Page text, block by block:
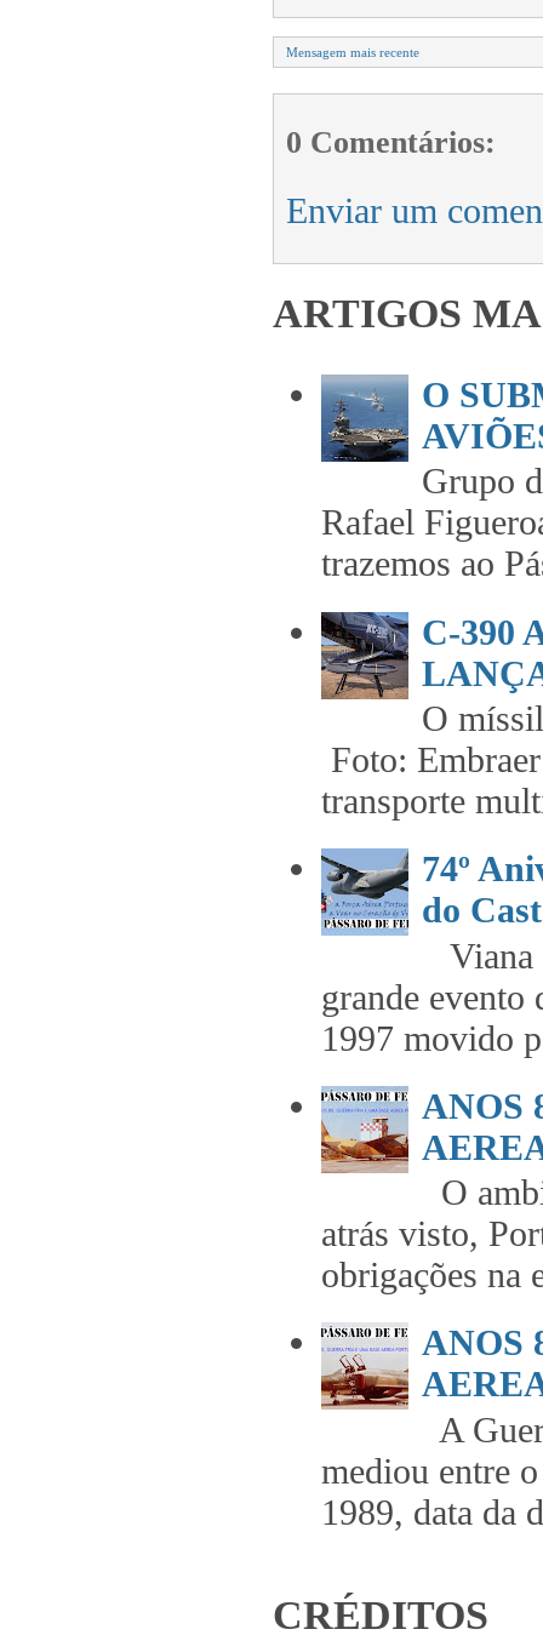
Mensagem mais recente
0 Comentários:
Enviar um
ARTIGOS
O
Grupo
Rafael
trazemos ao
C-390
O
Foto:
transporte
74º
do
Viana
grande evento
1997 movido
ANOS
O
atrás visto,
obrigações na
ANOS
A
mediou entre
1989, data da
CRÉDITOS